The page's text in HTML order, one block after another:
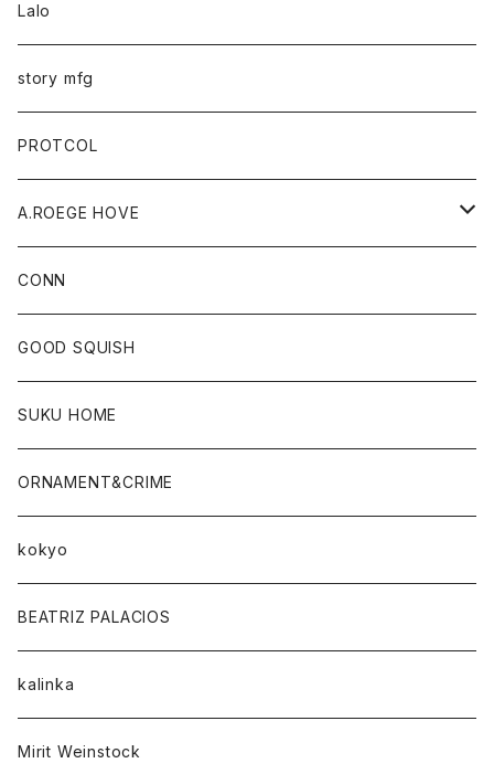
Lalo
story mfg
PROTCOL
A.ROEGE HOVE
CONN
CONN
GOOD SQUISH
SUKU HOME
ORNAMENT&CRIME
kokyo
BEATRIZ PALACIOS
kalinka
Mirit Weinstock